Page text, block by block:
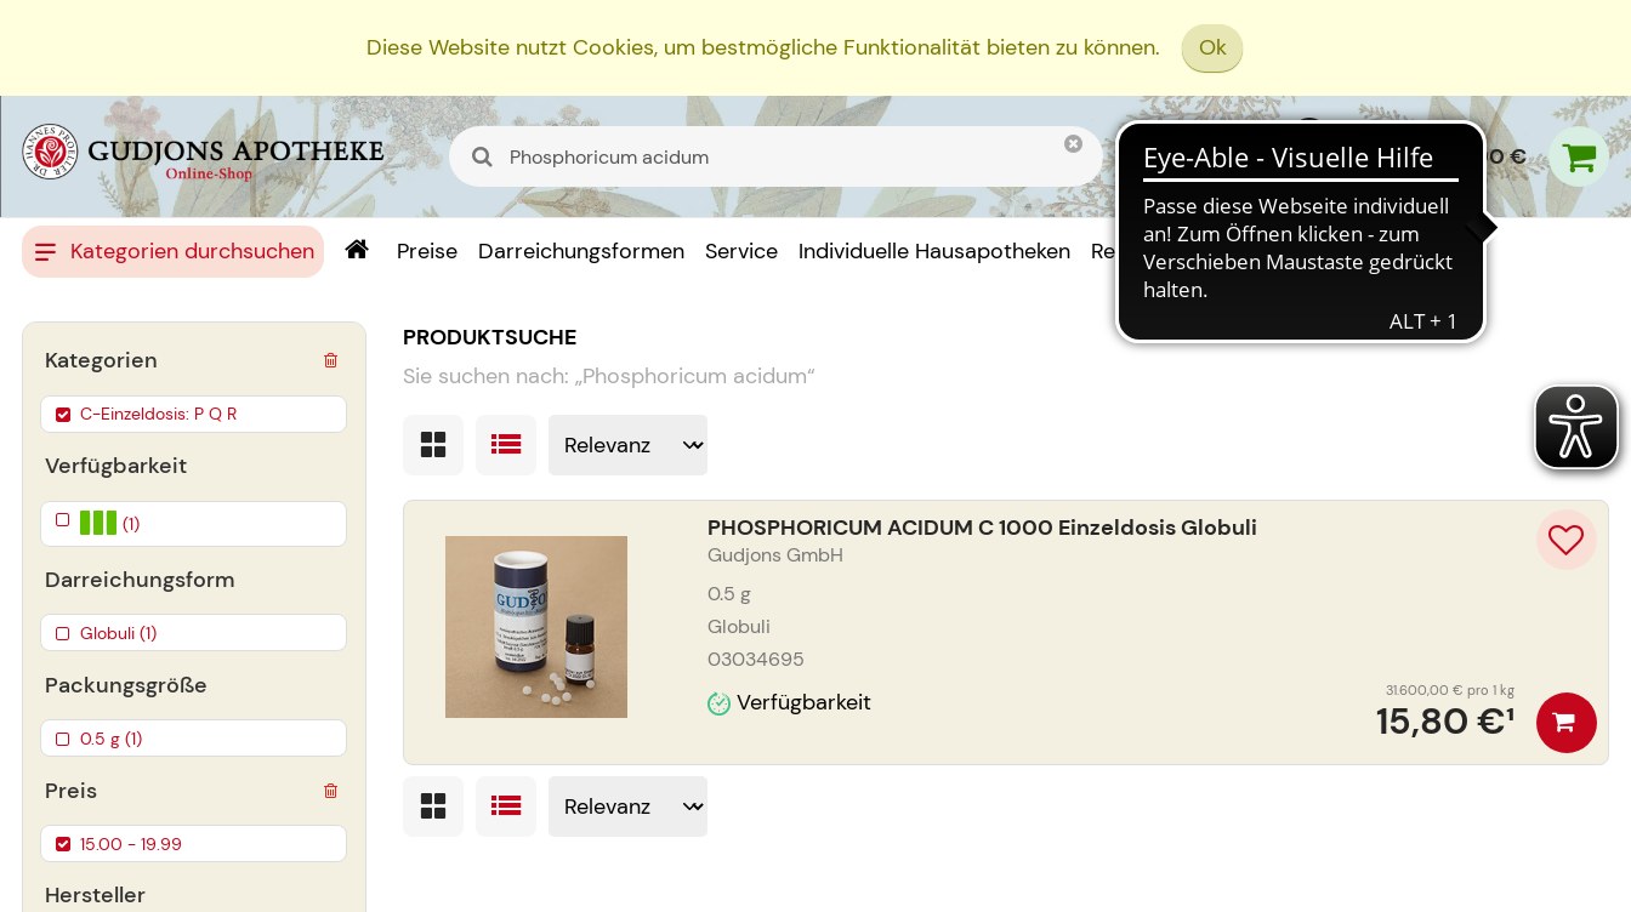
Diese Website nutzt Cookies, um bestmögliche Funktionalität bieten zu können. Ok
0,00 €
Kategorien durchsuchen Preise Darreichungsformen Service Individuelle Hausapotheken Rezept Einreichen
PRODUKTSUCHE
Sie suchen nach: „Phosphoricum acidum“
PHOSPHORICUM ACIDUM C 1000 Einzeldosis Globuli
Gudjons GmbH
0.5 g
Globuli
03034695
Verfügbarkeit 15,80 €¹
31.600,00 € pro 1 kg
Verfügbarkeit
(1)
Darreichungsform
Globuli (1)
Packungsgröße
0.5 g (1)
Preis
15.00 - 19.99
Hersteller
Kategorien
C-Einzeldosis: P Q R